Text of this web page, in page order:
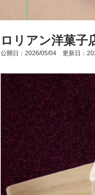
ロリアン洋菓子
公開日：2026/05/04 更新日：